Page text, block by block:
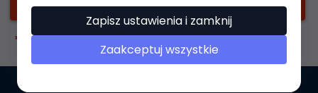
Dalej
* pola obowiązkowe
Zapisz ustawienia i zamknij
Zaakceptuj wszystkie